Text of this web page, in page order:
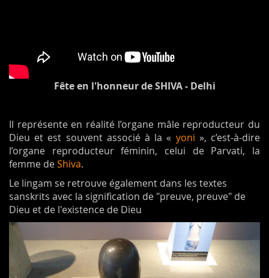
Fête en l'honneur de SHIVA - Delhi
Il représente en réalité l’organe mâle reproducteur du
Dieu et est souvent associé à la « yoni », c’est-à-dire
l’organe reproducteur féminin, celui de Parvati, la
femme deShiva.
Le lingam se retrouve également dans les textes
sanskrits avec la signification de "preuve, preuve" de
Dieu et de l'existence de Dieu